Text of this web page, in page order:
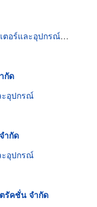
และอุปกรณ์ต่อพ่วง
กัด
ะอุปกรณ์
ำกัด
ะอุปกรณ์
รัคชั่น จำกัด